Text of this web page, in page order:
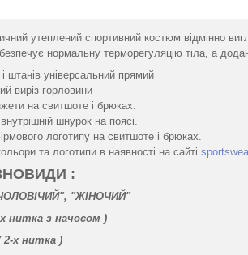
утеплений спортивний костюм відмінно
нормальну терморегуляцію тіла, а
штанів універсальний прямий
виріз горловини
на свитшоте і брюках.
шнурок на поясі.
логотипу на свитшоте і брюках.
та логотипи в наявності на сайті
:
"ЖІНОЧИЙ"
нитка з начосом )
2-х нитка )